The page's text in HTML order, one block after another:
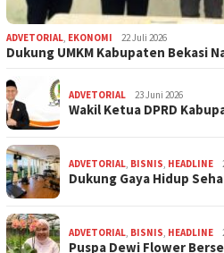
ADVETORIAL, EKONOMI 22 Juli 2026
Dukung UMKM Kabupaten Bekasi
ADVETORIAL 23 Juni 2026
Wakil Ketua DPRD
ADVETORIAL, BISNIS, HEADLINE
Dukung Gaya Hidup
ADVETORIAL, BISNIS, HEADLINE
Puspa Dewi Flower